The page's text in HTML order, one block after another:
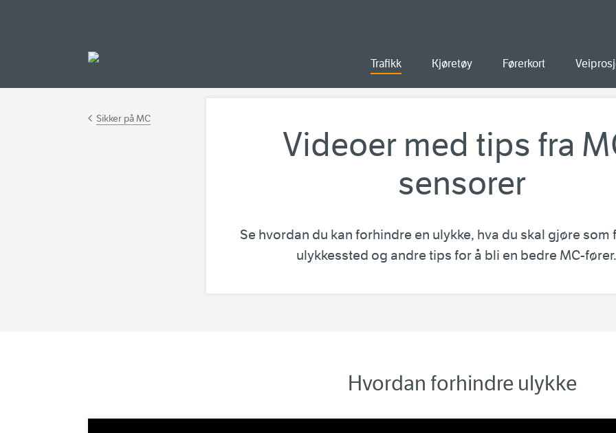
Trafikk Kjøretøy Førerkort
Sikker på MC
Videoer med tips fra
sensorer
Se hvordan du kan forhindre en ulykke, hva du skal gjøre som
ulykkessted og andre tips for å bli en bedre MC-fører.
Hvordan forhindre ulykke